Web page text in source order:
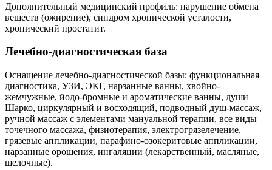
Дополнительный медицинский профиль: нарушение обмена
веществ (ожирение), синдром хронической усталости,
хронический простатит.
Лечебно-диагностическая база
Оснащение лечебно-диагностической базы: функциональная
диагностика, УЗИ, ЭКГ, нарзанные ванны, хвойно-
жемчужные, йодо-бромные и ароматические ванны, души
Шарко, циркулярный и восходящий, подводный душ-массаж,
ручной массаж с элементами мануальной терапии, все виды
точечного массажа, физиотерапия, электрогрязелечение,
грязевые аппликации, парафино-озокеритовые аппликации,
нарзанные орошения, ингаляции (лекарственный, масляные,
щелочные).